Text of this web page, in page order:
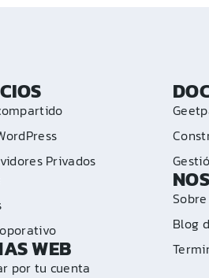
Privados
WEB
por tu cuenta
Blog